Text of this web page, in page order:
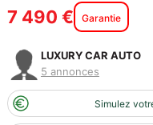
7 490 € Garantie
LUXURY CAR AUTO
5 annonces
Simulez